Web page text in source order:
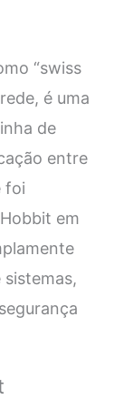
“swiss
é uma
de
entre
foi
em